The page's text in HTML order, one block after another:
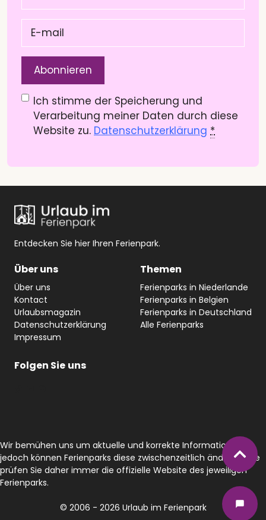
Datenschutzerklärung(Pflichtfeld)
Ich stimme der Speicherung und
Verarbeitung meiner Daten durch diese
Website zu. Datenschutzerklärung *
mail (Pflichtfeld)
Entdecken Sie hier Ihren Ferienpark.
Über uns
Über uns
Kontact
Urlaubsmagazin
Datenschutzerklärung
Impressum
Themen
Ferienparks in Niederlande
Ferienparks in Belgien
Ferienparks in Deutschland
Alle Ferienparks
Folgen Sie uns
Wir bemühen uns um aktuelle und korrekte Informationen,
jedoch können Ferienparks diese zwischenzeitlich ändern. Bitte
prüfen Sie daher immer die offizielle Website des jeweiligen
Ferienparks.
© 2006 - 2026 Urlaub im Ferienpark